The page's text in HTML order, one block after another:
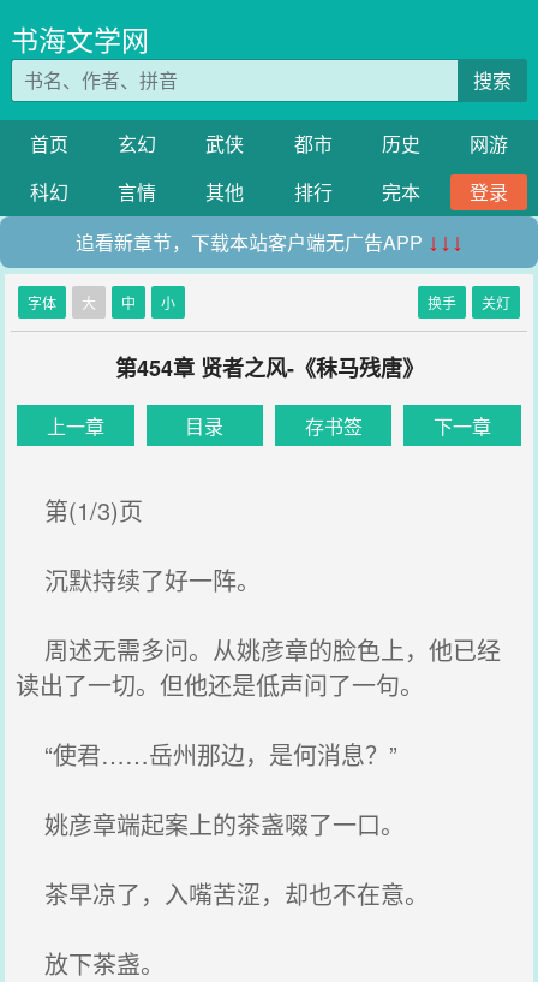
书海文学网
搜索
首页 玄幻 武侠 都市 历史
网游
科幻
言情 其他 排行 完本
登录
追看新章节，下载本站客户端无广告APP ↓↓↓
字体 大 中 小 换手 关灯
第454章 贤者之风-《秣马残唐》
上一章 目录 存书签 下一章
第(1/3)页
沉默持续了好一阵。
周述无需多问。从姚彦章的脸色上，他已经
读出了一切。但他还是低声问了一句。
“使君……岳州那边，是何消息？”
姚彦章端起案上的茶盏啜了一口。
茶早凉了，入嘴苦涩，却也不在意。
放下茶盏。